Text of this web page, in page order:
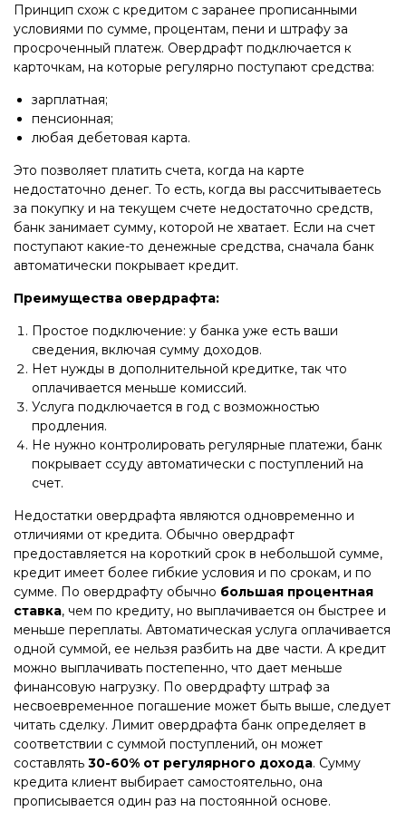
Принцип схож с кредитом с заранее прописанными
условиями по сумме, процентам, пени и штрафу за
просроченный платеж. Овердрафт подключается к
карточкам, на которые регулярно поступают средства:
зарплатная;
пенсионная;
любая дебетовая карта.
Это позволяет платить счета, когда на карте
недостаточно денег. То есть, когда вы рассчитываетесь
за покупку и на текущем счете недостаточно средств,
банк занимает сумму, которой не хватает. Если на счет
поступают какие-то денежные средства, сначала банк
автоматически покрывает кредит.
Преимущества овердрафта:
Простое подключение: у банка уже есть ваши
сведения, включая сумму доходов.
Нет нужды в дополнительной кредитке, так что
оплачивается меньше комиссий.
Услуга подключается в год с возможностью
продления.
Не нужно контролировать регулярные платежи, банк
покрывает ссуду автоматически с поступлений на
счет.
Недостатки овердрафта являются одновременно и
отличиями от кредита. Обычно овердрафт
предоставляется на короткий срок в небольшой сумме,
кредит имеет более гибкие условия и по срокам, и по
сумме. По овердрафту обычно большая процентная
ставка, чем по кредиту, но выплачивается он быстрее и
меньше переплаты. Автоматическая услуга оплачивается
одной суммой, ее нельзя разбить на две части. А кредит
можно выплачивать постепенно, что дает меньше
финансовую нагрузку. По овердрафту штраф за
несвоевременное погашение может быть выше, следует
читать сделку. Лимит овердрафта банк определяет в
соответствии с суммой поступлений, он может
составлять 30-60% от регулярного дохода. Сумму
кредита клиент выбирает самостоятельно, она
прописывается один раз на постоянной основе.